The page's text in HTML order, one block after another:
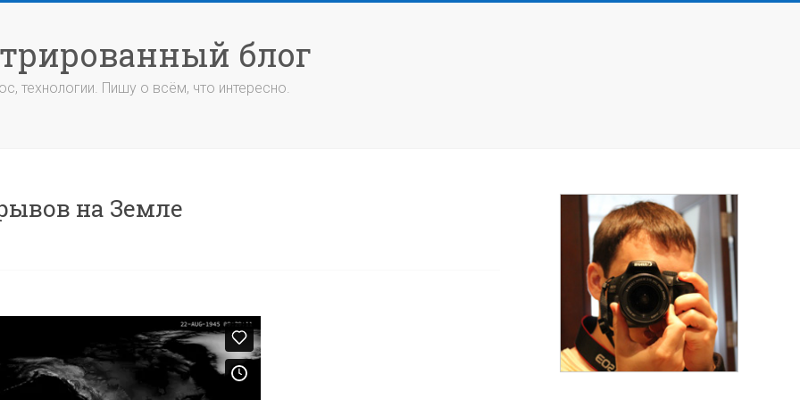
блог
технологии. Пишу о всём, что интересно.
на Земле